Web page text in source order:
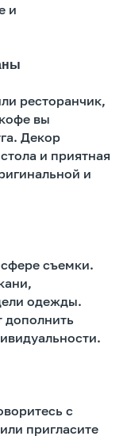
и
ресторанчик,
вы
Декор
и приятная
и
съемки.
одежды.
дополнить
с
пригласите